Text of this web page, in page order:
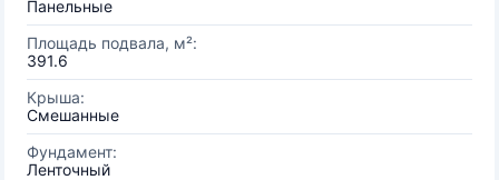
Панельные
Площадь подвала, м²:
391.6
Крыша:
Смешанные
Фундамент:
Ленточный